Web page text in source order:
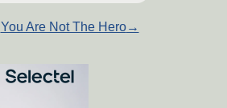
You Are Not The Hero→